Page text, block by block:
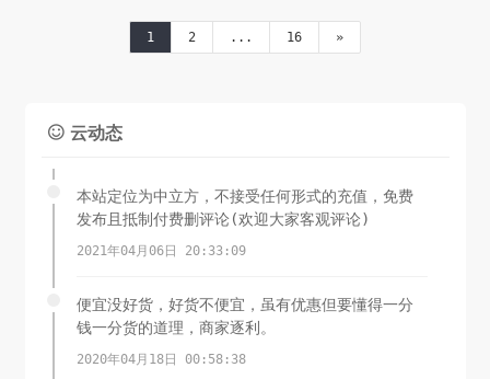
量：500G/200Mbps虚拟架构：KVM系统：LinuxIP：1
个/IPv4价格：$18.19/年日本NTT（购买链接）优惠码：
1 2 ... 16 »
 云动态
本站定位为中立方，不接受任何形式的充值，免费
发布且抵制付费删评论(欢迎大家客观评论)
2021年04月06日 20:33:09
便宜没好货，好货不便宜，虽有优惠但要懂得一分
钱一分货的道理，商家逐利。
2020年04月18日 00:58:38